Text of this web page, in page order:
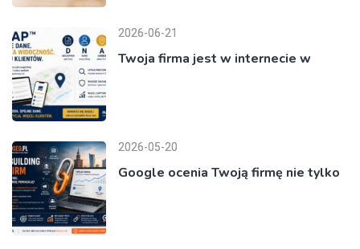
2026-06-21
Twoja firma jest w internecie w
2026-05-20
Google ocenia Twoją firmę nie tylko